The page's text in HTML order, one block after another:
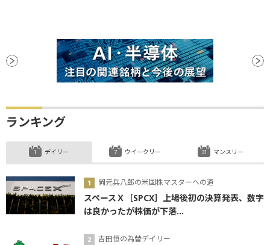
ランキング
デイリー
岡元兵八郎の米国株マスターへの道
スペースＸ［SPCX］上場後初の決算発表、数字
は良かったが株価が下落...
吉田恒の為替デイリー
ウイークリー マンスリー